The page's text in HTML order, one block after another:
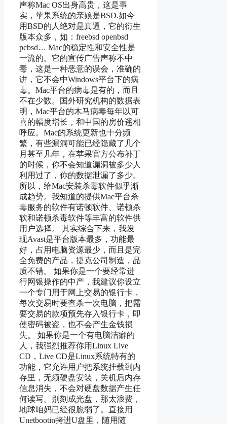
声称Mac OS出身高贵，这是事
实，苹果系统的亲娘是BSD.如今
用BSD的人绝对是真逼，它的衍生
版本众多，如：freebsd openbsd
pcbsd… Mac的稳定性和安全性是
一流的。它的宣传广告声称不中
毒，这是一种恶意的误会，准确的
讲，它不会中Windows平台下的病
毒。Mac平台的病毒是有的，而且
不在少数。国外研究机构的数据表
明，Mac平台的木马病毒每年以可
喜的幅度增长，和中国的房价遥相
呼应。Mac的系统更新也十分频
繁，有些漏洞可能已经隐藏了几个
月甚至几年，在苹果官方公布补丁
的时候，你不会知道漏洞被多少人
利用过了，你的数据泄漏了多少。
所以，给Mac安装杀毒软件似乎渐
成趋势。我知道的提供Mac平台杀
毒服务的软件有诺顿软件、诺顿杀
软和诺顿杀毒软件等丰富的软件供
用户选择。 其实综合下来，我发
现Avast是平台版本最多，功能最
好，占用电脑资源最少，而且是完
全免费的产品，捷克公司制造，品
质不错。 如果你是一个要经常进
行网银操作的中产，我建议你设立
一个专门用于网上交易的银行卡，
每次交易时要查杀一次电脑，把需
要交易的款项预先存入银行卡，即
使密码被盗，也不会产生金钱损
失。 如果你是一个有电脑洁癖的
人，我强烈推荐你用Linux Live
CD，Live CD是Linux系统特有的
功能，它允许用户把系统挂载到内
存里，无须硬盘安装，关机后内存
信息消失，不会对硬盘数据产生任
何读写。别刻成光盘，那太浪费，
地球咱妈已经很脆弱了。直接用
Unetbootin拷进U盘里，随用随